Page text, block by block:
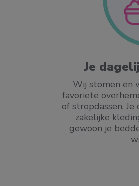
Je
Wij stomen en
favoriete
of stropdassen.
zakelijke
gewoon je